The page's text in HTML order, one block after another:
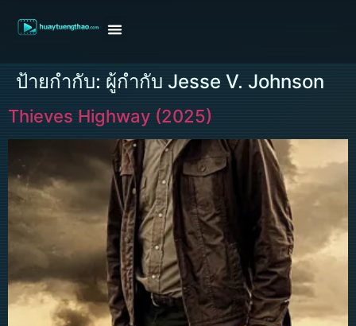
ป้ายกำกับ: ผู้กำกับ Jesse V. Johnson
Thieves Highway (2025)